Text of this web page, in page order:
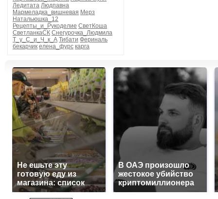
Ледитата Людпавна
Мармеладка_вишневая Мерз
Натальюшка_12
Рецепты_и_Рукоделие СветКоша
СветланкаСК Снегурочка_Людмила
Т_у_С_и_Ч_к_А Тибати Фериналь
бекарчик елена_фурс карга
Не ешьте эту
готовую еду из
магазина: список
В ОАЭ произошло
жестокое убийство
криптомиллионера